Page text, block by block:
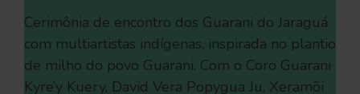
Cerimônia de encontro dos Guarani do Jaraguá
com multiartistas indígenas, inspirada no plantio
de milho do povo Guarani. Com o Coro Guarani
Kyre’y Kuery, David Vera Popygua Ju, Xeramõi